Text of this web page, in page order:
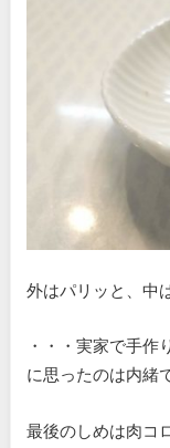
外はパリッと、中
・・・実家で手作
に思ったのは内緒
最後のしめは肉コ